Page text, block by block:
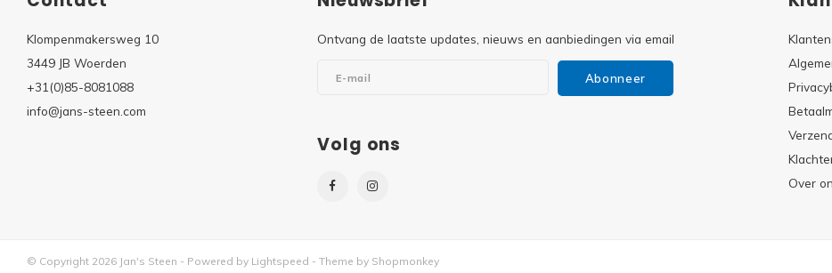
Klompenmakersweg 10
3449 JB Woerden
+31(0)85-8081088
info@jans-steen.com
Ontvang de laatste updates, nieuws en aanbiedingen via email
Abonneer
Volg ons
Over
© Copyright 2026 Jan's Steen - Powered by Lightspeed - Theme by Shopmonkey